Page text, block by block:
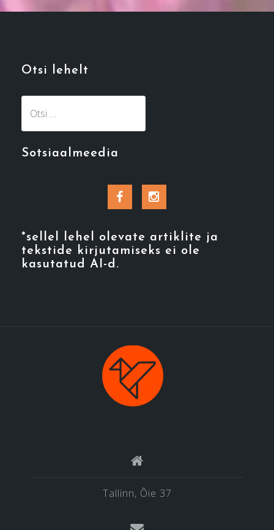
Otsi lehelt
Sotsiaalmeedia
Facebook
*sellel lehel olevate artiklite ja
tekstide kirjutamiseks ei ole
kasutatud AI-d.
Tallinn, Õie 37